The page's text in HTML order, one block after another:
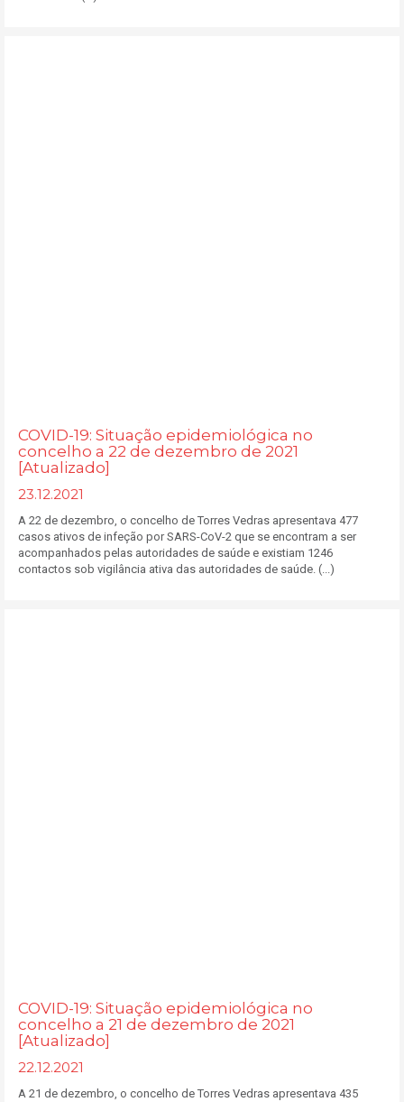
COVID-19: Situação epidemiológica no
concelho a 22 de dezembro de 2021
[Atualizado]
23.12.2021
A 22 de dezembro, o concelho de Torres Vedras apresentava 477
casos ativos de infeção por SARS-CoV-2 que se encontram a ser
acompanhados pelas autoridades de saúde e existiam 1246
contactos sob vigilância ativa das autoridades de saúde. (...)
COVID-19: Situação epidemiológica no
concelho a 21 de dezembro de 2021
[Atualizado]
22.12.2021
A 21 de dezembro, o concelho de Torres Vedras apresentava 435